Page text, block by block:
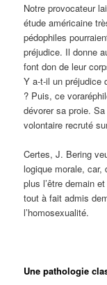
Notre provocateur
étude américaine
pédophiles
préjudice. Il donne
font don de leur
Y a-t-il un préjudice
? Puis, ce
dévorer sa proie.
volontaire recruté
Certes, J. Bering
logique morale, car,
plus l’être demain
tout à fait admis
l’homosexualité.
Une pathologie